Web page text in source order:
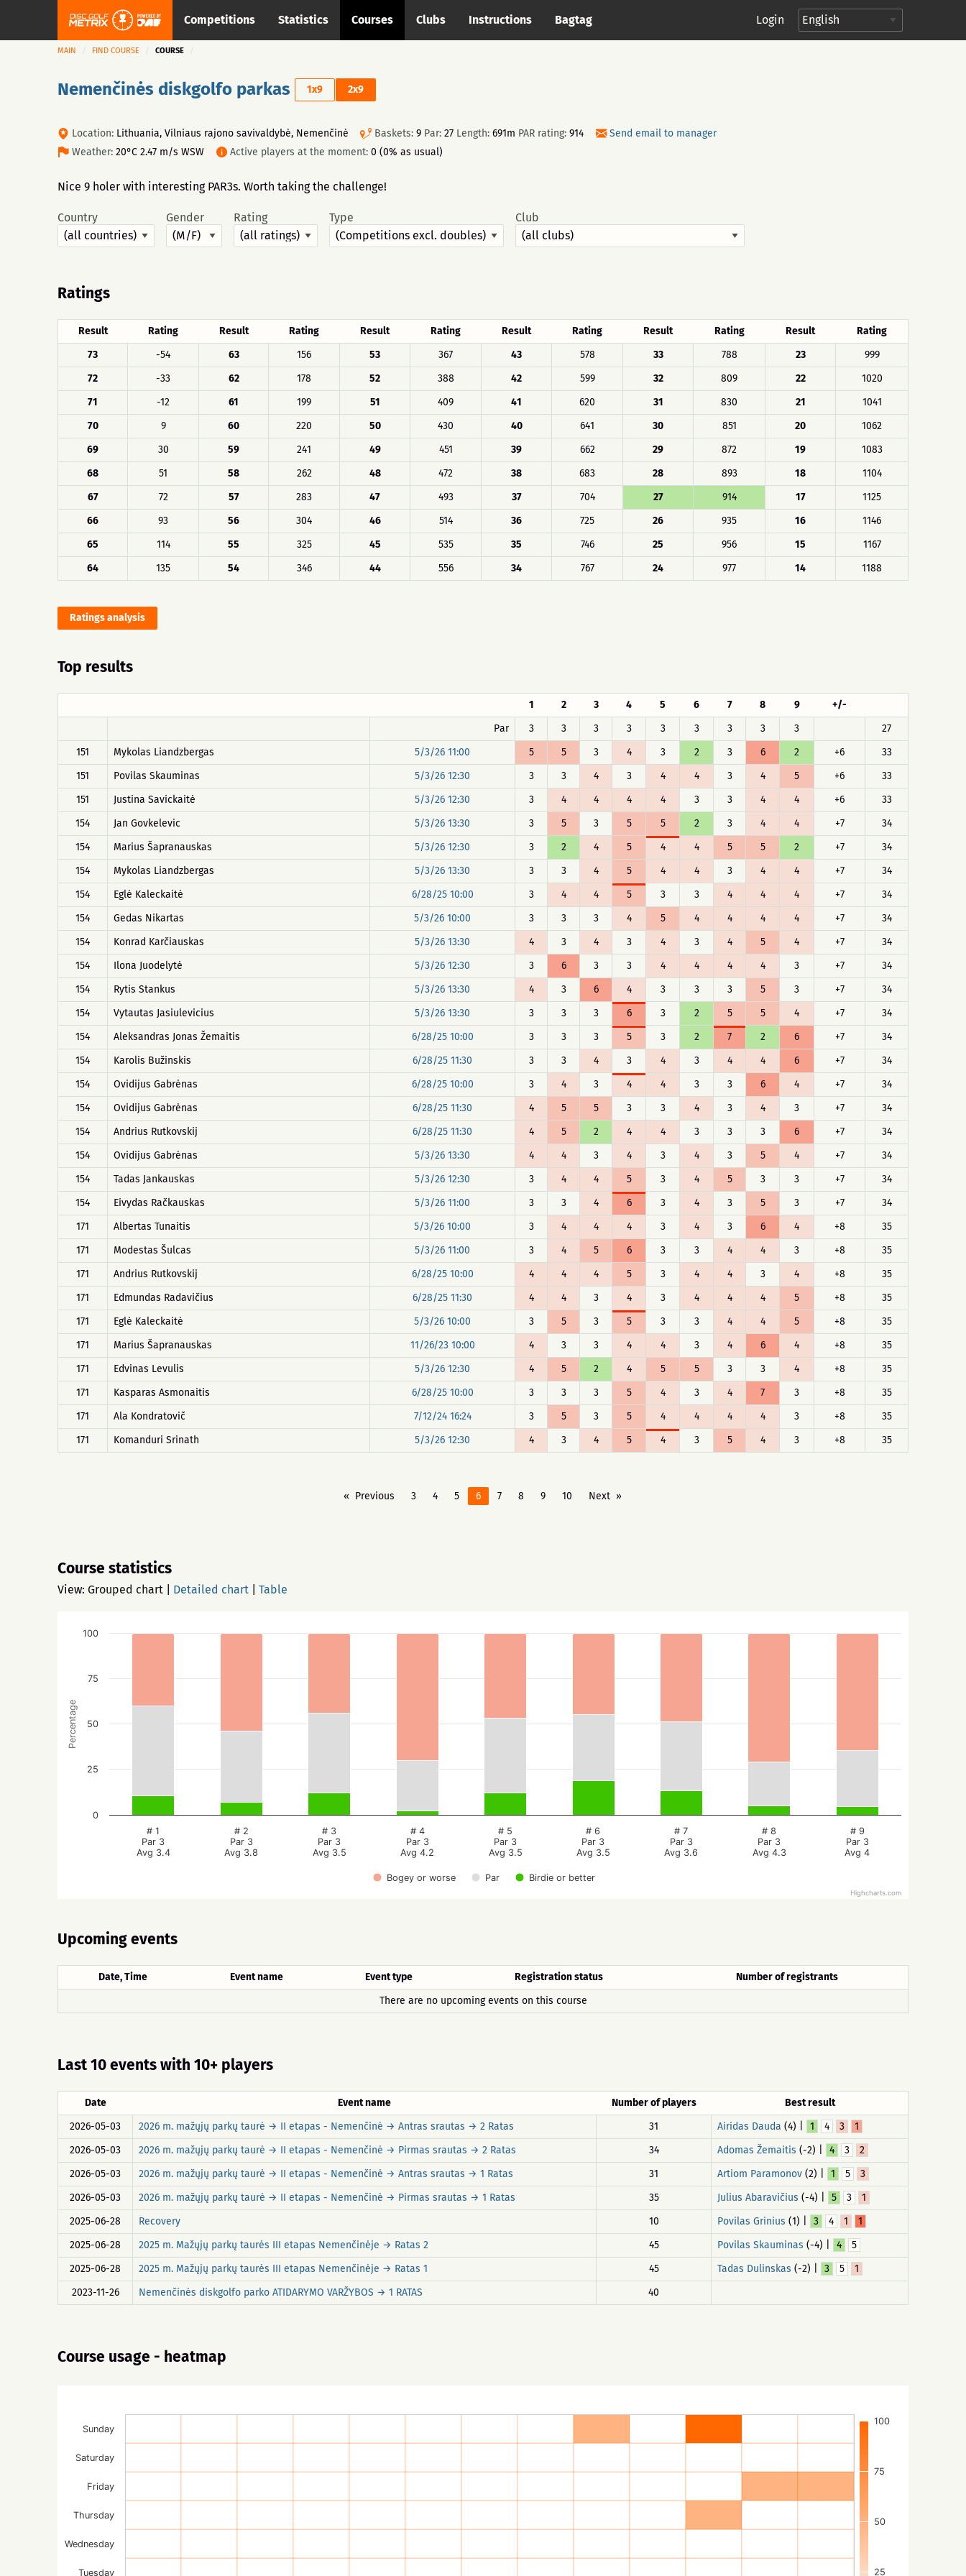
Competitions Statistics Courses Clubs Instructions Bagtag Login
MAIN FIND COURSE COURSE
Nemenčinės diskgolfo parkas 1x9 2x9
Location: Lithuania, Vilniaus rajono savivaldybė, Nemenčinė Baskets: 9 Par: 27 Length: 691m PAR rating: 914
Send email to manager
Weather: 20°C 2.47 m/s WSW Active players at the moment: 0 (0% as usual)
Nice 9 holer with interesting PAR3s. Worth taking the challenge!
Country Gender Rating Type Club
Ratings
Result Rating Result Rating Result Rating Result Rating Result Rating Result
Rating
73
-54 63 156 53 367 43 578 33 788 23
999
72
-33 62 178 52 388 42 599 32 809 22
1020
71
-12 61 199 51 409 41 620 31 830 21
1041
70
9 60 220 50 430 40 641 30 851 20
1062
69
30 59 241 49 451 39 662 29 872 19
1083
68
51 58 262 48 472 38 683 28 893 18
1104
67
72 57 283 47 493 37 704 27 914 17
1125
66
93 56 304 46 514 36 725 26 935 16
1146
65
114 55 325 45 535 35 746 25 956 15
1167
64
135 54 346 44 556 34 767 24 977 14 1188
Ratings analysis
Top results
1 2 3 4 5 6 7 8 9
+/-
Par
3 3 3 3 3 3 3 3 3
27
151
Mykolas Liandzbergas 5/3/26 11:00 5 5 3 4 3 2 3 6 2 +6
33
151
Povilas Skauminas 5/3/26 12:30 3 3 4 3 4 4 3 4 5 +6
33
151
Justina Savickaitė 5/3/26 12:30 3 4 4 4 4 3 3 4 4 +6
33
154
Jan Govkelevic 5/3/26 13:30 3 5 3 5 5 2 3 4 4 +7
34
154
Marius Šapranauskas 5/3/26 12:30 3 2 4 5 4 4 5 5 2 +7
34
154
Mykolas Liandzbergas 5/3/26 13:30 3 3 4 5 4 4 3 4 4 +7
34
154
Eglė Kaleckaitė 6/28/25 10:00 3 4 4 5 3 3 4 4 4 +7
34
154
Gedas Nikartas 5/3/26 10:00 3 3 3 4 5 4 4 4 4 +7
34
154
Konrad Karčiauskas 5/3/26 13:30 4 3 4 3 4 3 4 5 4 +7
34
154
Ilona Juodelytė 5/3/26 12:30 3 6 3 3 4 4 4 4 3 +7
34
154
Rytis Stankus 5/3/26 13:30 4 3 6 4 3 3 3 5 3 +7
34
154
Vytautas Jasiulevicius 5/3/26 13:30 3 3 3 6 3 2 5 5 4 +7
34
154
Aleksandras Jonas Žemaitis 6/28/25 10:00 3 3 3 5 3 2 7 2 6 +7
34
154
Karolis Bužinskis 6/28/25 11:30 3 3 4 3 4 3 4 4 6 +7
34
154
Ovidijus Gabrėnas 6/28/25 10:00 3 4 3 4 4 3 3 6 4 +7
34
154
Ovidijus Gabrėnas 6/28/25 11:30 4 5 5 3 3 4 3 4 3 +7
34
154
Andrius Rutkovskij 6/28/25 11:30 4 5 2 4 4 3 3 3 6 +7
34
154
Ovidijus Gabrėnas 5/3/26 13:30 4 4 3 4 3 4 3 5 4 +7
34
154
Tadas Jankauskas 5/3/26 12:30 3 4 4 5 3 4 5 3 3 +7
34
154
Eivydas Račkauskas 5/3/26 11:00 3 3 4 6 3 4 3 5 3 +7
34
171
Albertas Tunaitis 5/3/26 10:00 3 4 4 4 3 4 3 6 4 +8
35
171
Modestas Šulcas 5/3/26 11:00 3 4 5 6 3 3 4 4 3 +8
35
171
Andrius Rutkovskij 6/28/25 10:00 4 4 4 5 3 4 4 3 4 +8
35
171
Edmundas Radavičius 6/28/25 11:30 4 4 3 4 3 4 4 4 5 +8
35
171
Eglė Kaleckaitė 5/3/26 10:00 3 5 3 5 3 3 4 4 5 +8
35
171
Marius Šapranauskas 11/26/23 10:00 4 3 3 4 4 3 4 6 4 +8
35
171
Edvinas Levulis 5/3/26 12:30 4 5 2 4 5 5 3 3 4 +8
35
171
Kasparas Asmonaitis 6/28/25 10:00 3 3 3 5 4 3 4 7 3 +8
35
171
Ala Kondratovič 7/12/24 16:24 3 5 3 5 4 4 4 4 3 +8
35
171
Komanduri Srinath 5/3/26 12:30 4 3 4 5 4 3 5 4 3 +8 35
Previous 3 4 5 6 7 8 9 10 Next
Course statistics
View: Grouped chart Detailed chart Table
Percentage
Bogey or worse Par Birdie or better
# 1
Par 3
Avg 3.4
# 2
Par 3
Avg 3.8
# 3
Par 3
Avg 3.5
# 4
Par 3
Avg 4.2
# 5
Par 3
Avg 3.5
# 6
Par 3
Avg 3.5
# 7
Par 3
Avg 3.6
# 8
Par 3
Avg 4.3
# 9
Par 3
Avg 4
0
25
50
75
100
Highcharts.com
Upcoming events
Date, Time Event name Event type Registration status
Number of registrants
There are no upcoming events on this course
Last 10 events with 10+ players
Date Event name Number of players
Best result
2026-05-03
2026 m. mažųjų parkų taurė → II etapas - Nemenčinė → Antras srautas → 2 Ratas 31 Airidas Dauda (4) | 1 4 3
1
2026-05-03
2026 m. mažųjų parkų taurė → II etapas - Nemenčinė → Pirmas srautas → 2 Ratas 34 Adomas Žemaitis (-2) | 4 3
2
2026-05-03
2026 m. mažųjų parkų taurė → II etapas - Nemenčinė → Antras srautas → 1 Ratas 31 Artiom Paramonov (2) | 1 5
3
2026-05-03
2026 m. mažųjų parkų taurė → II etapas - Nemenčinė → Pirmas srautas → 1 Ratas 35 Julius Abaravičius (-4) | 5 3
1
2025-06-28
Recovery 10 Povilas Grinius (1) | 3 4 1
1
2025-06-28
2025 m. Mažųjų parkų taurės III etapas Nemenčinėje → Ratas 2 45 Povilas Skauminas (-4) | 4
5
2025-06-28
2025 m. Mažųjų parkų taurės III etapas Nemenčinėje → Ratas 1 45 Tadas Dulinskas (-2) | 3 5
1
2023-11-26
Nemenčinės diskgolfo parko ATIDARYMO VARŽYBOS → 1 RATAS 40
Course usage - heatmap
25
50
75
100
Tuesday
Wednesday
Thursday
Friday
Saturday
Sunday